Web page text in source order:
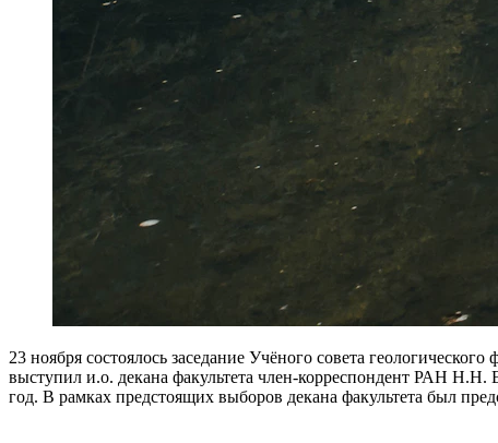
23 ноября состоялось заседание Учёного совета
выступил и.о. декана факультета член-корреспондент РАН Н.Н.
год. В рамках предстоящих выборов декана факультета был